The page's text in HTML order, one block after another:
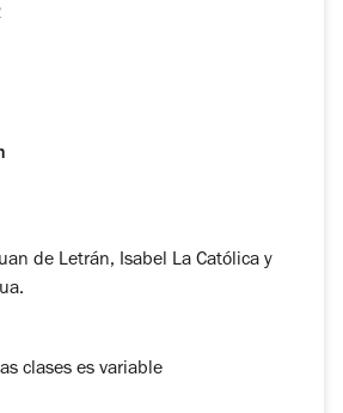
de Letrán, Isabel La Católica y
clases es variable